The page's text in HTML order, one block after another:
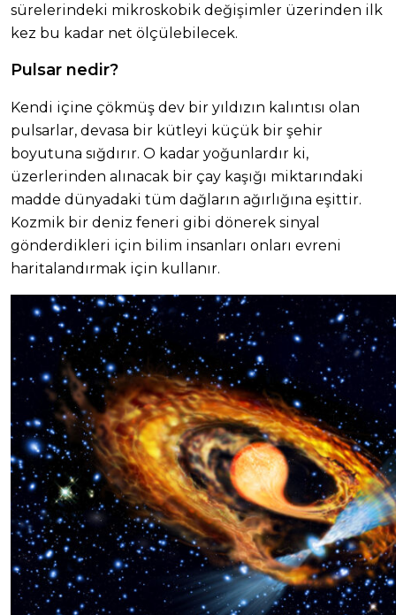
sürelerindeki mikroskobik değişimler üzerinden ilk
kez bu kadar net ölçülebilecek.
Pulsar nedir?
Kendi içine çökmüş dev bir yıldızın kalıntısı olan
pulsarlar, devasa bir kütleyi küçük bir şehir
boyutuna sığdırır. O kadar yoğunlardır ki,
üzerlerinden alınacak bir çay kaşığı miktarındaki
madde dünyadaki tüm dağların ağırlığına eşittir.
Kozmik bir deniz feneri gibi dönerek sinyal
gönderdikleri için bilim insanları onları evreni
haritalandırmak için kullanır.